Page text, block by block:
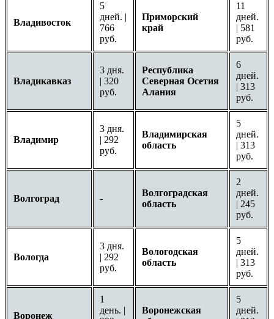
Владивосток
5
дней. |
766
руб.
Приморский
край
11
дней.
| 581
руб.
Владикавказ
3 дня.
| 320
руб.
Республика
Северная Осетия
Алания
6
дней.
| 313
руб.
Владимир
3 дня.
| 292
руб.
Владимирская
область
5
дней.
| 313
руб.
Волгоград -
Волгоградская
область
2
дней.
| 245
руб.
Вологда
3 дня.
| 292
руб.
Вологодская
область
5
дней.
| 313
руб.
Воронеж
1
день. |
Воронежская
5
дней.